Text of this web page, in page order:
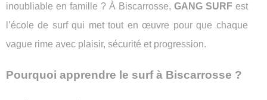
inoubliable en famille ? À Biscarrosse, GANG SURF est
l’école de surf qui met tout en œuvre pour que chaque
vague rime avec plaisir, sécurité et progression.
Pourquoi apprendre le surf à Biscarrosse ?